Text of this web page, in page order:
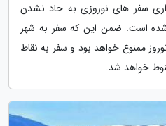
سفر های نوروزی به حاد نشدن
است. ضمن این که سفر به شهر
ممنوع خواهد بود و سفر به نقاط
منوط خواهد شد.